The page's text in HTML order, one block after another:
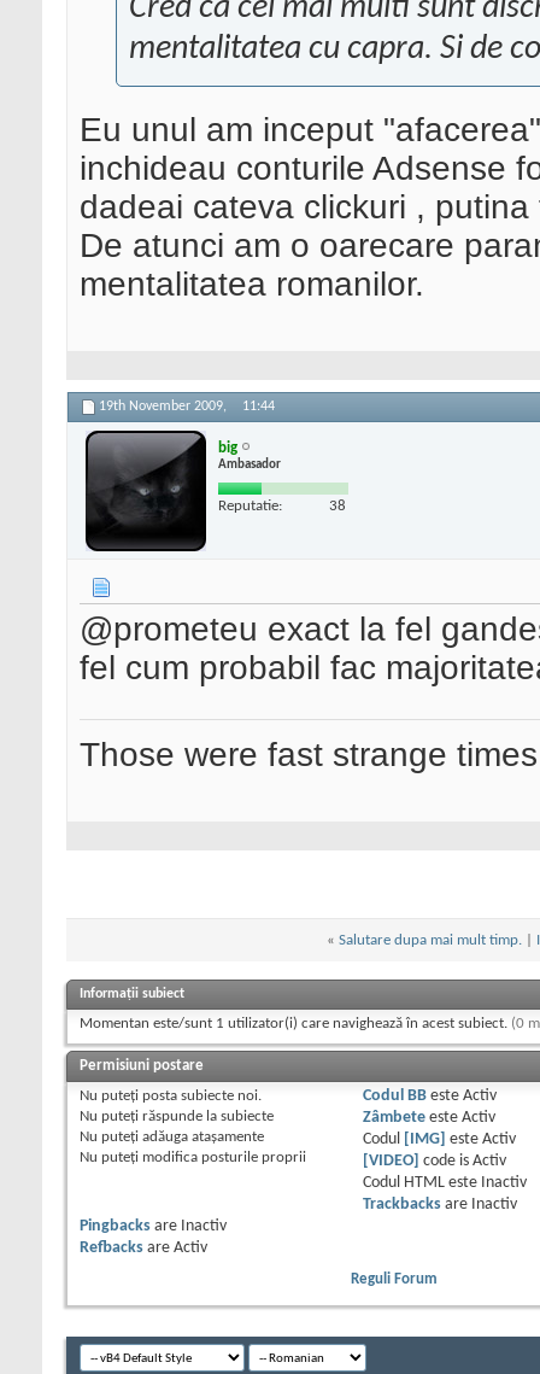
Cred ca cei mai multi sunt
mentalitatea cu capra. Si de
Eu unul am inceput
inchideau conturile Adsense
dadeai cateva clickuri ,
De atunci am o oarecare
mentalitatea romanilor.
19th November 2009, 11:44
big
Ambasador
Reputatie: 38
@prometeu exact la fel
fel cum probabil fac
Those were fast strange
« Salutare dupa mai mult timp.
Informații subiect
Momentan este/sunt 1 utilizator(i) care navighează în acest subiect. (0
Permisiuni postare
Nu puteţi posta subiecte noi.
Nu puteţi răspunde la subiecte
Nu puteţi adăuga ataşamente
Nu puteţi modifica posturile proprii
Codul BBeste Activ
Zâmbeteeste Activ
Codul
[IMG] este Activ
[VIDEO]
code is Activ
Codul HTML este
Inactiv
Trackbacksare
Inactiv
Pingbacks are
Inactiv
Refbacks are Activ
Reguli Forum